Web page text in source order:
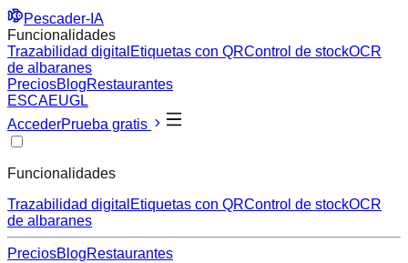
Pescader-IA
Funcionalidades
Trazabilidad digital Etiquetas con QRControl de stockOCR
de albaranes
PreciosBlogRestaurantes
ESCAEUGL
AccederPrueba gratis
Funcionalidades
Trazabilidad digital Etiquetas con QRControl de stockOCR
de albaranes
PreciosBlogRestaurantes